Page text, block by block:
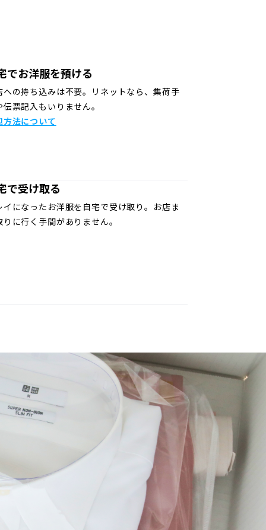
でお洋服を預ける
への持ち込みは不要。リネットなら、集荷手
伝票記入もいりません。
方法について
で受け取る
イになったお洋服を自宅で受け取り。お店ま
りに行く手間がありません。